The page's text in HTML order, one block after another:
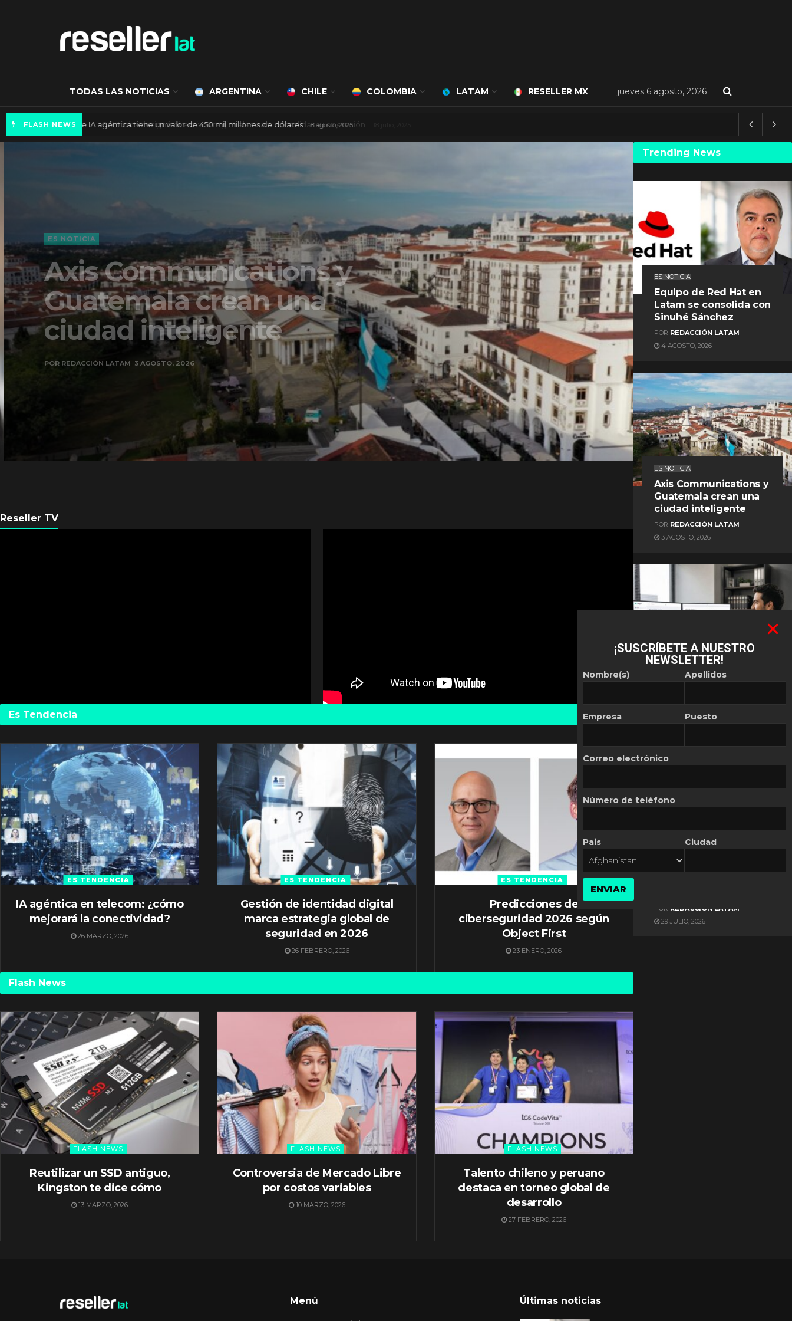
TODAS LAS NOTICIAS ARGENTINA CHILE COLOMBIA LATAM RESELLER MX jueves 6 agosto, 2026
FLASH NEWS Mercado de IA agéntica tiene un valor de 450 mil millones de dólares 8 agosto, 2025
ES NOTICIA
Axis Communications y
Guatemala crean una
ciudad inteligente
REDACCIÓN LATAM 3 AGOSTO, 2026
Reseller TV
Es Tendencia
ES TENDENCIA
IA agéntica en telecom: ¿cómo
mejorará la conectividad?
26 MARZO, 2026
ES TENDENCIA
Gestión de identidad digital
marca estrategia global de
seguridad en 2026
26 FEBRERO, 2026
ES TENDENCIA
Predicciones de
ciberseguridad 2026 según
Object First
23 ENERO, 2026
Flash News
FLASH NEWS
Reutilizar un SSD antiguo,
Kingston te dice cómo
13 MARZO, 2026
FLASH NEWS
Controversia de Mercado Libre
por costos variables
10 MARZO, 2026
FLASH NEWS
Talento chileno y peruano
destaca en torneo global de
desarrollo
27 FEBRERO, 2026
Trending News
ES NOTICIA
Equipo de Red Hat en
Latam se consolida con
Sinuhé Sánchez
POR REDACCIÓN LATAM
4 AGOSTO, 2026
ES NOTICIA
Axis Communications y
Guatemala crean una
ciudad inteligente
POR REDACCIÓN LATAM
3 AGOSTO, 2026
ES NOTICIA
Automatización de las
REDACCIÓN LATAM
ES NOTICIA
POR REDACCIÓN LATAM
29 JULIO, 2026
Menú Últimas noticias
¡SUSCRÍBETE A NUESTRO
NEWSLETTER!
Nombre(s)
Empresa
Apellidos
Puesto
Correo electrónico
Número de teléfono
Pais Ciudad
ENVIAR